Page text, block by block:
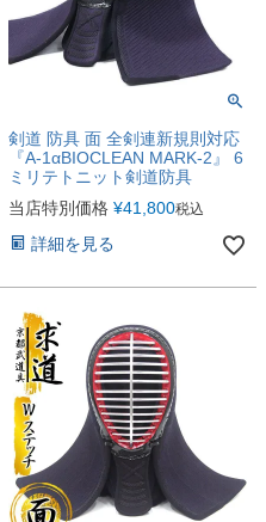
剣道 防具 面 全剣連新規則対応
『A-1αBIOCLEAN MARK-2』 6
ミリテトニット剣道防具
当店特別価格 ¥41,800税込
詳細を見る